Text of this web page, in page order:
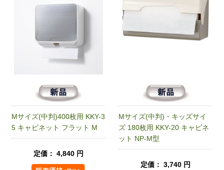
Mサイズ(中判)400枚用 KKY-3
5 キャビネット フラット M
定価： 4,840 円
Mサイズ(中判)・キッズサイ
ズ 180枚用 KKY-20 キャビネ
ット NP-M型
定価： 3,740 円